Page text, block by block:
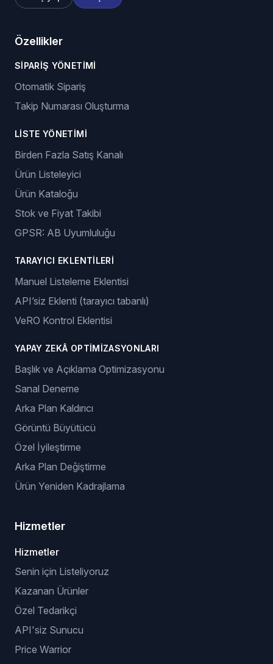
Özellikler
SIPARIŞ YÖNETIMI
Otomatik Sipariş
Takip Numarası Oluşturma
LISTE YÖNETIMI
Birden Fazla Satış Kanalı
Ürün Listeleyici
Ürün Kataloğu
Stok ve Fiyat Takibi
GPSR: AB Uyumluluğu
TARAYICI EKLENTILERI
Manuel Listeleme Eklentisi
API’siz Eklenti (tarayıcı tabanlı)
VeRO Kontrol Eklentisi
YAPAY ZEKÂ OPTIMIZASYONLARI
Başlık ve Açıklama Optimizasyonu
Sanal Deneme
Arka Plan Kaldırıcı
Görüntü Büyütücü
Özel İyileştirme
Arka Plan Değiştirme
Ürün Yeniden Kadrajlama
Hizmetler
Hizmetler
Senin için Listeliyoruz
Kazanan Ürünler
Özel Tedarikçi
API'siz Sunucu
Price Warrior